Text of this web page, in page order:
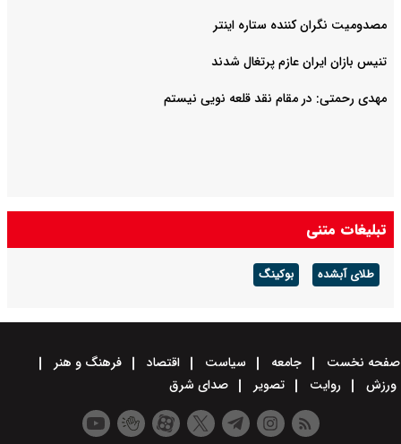
مصدومیت نگران کننده ستاره اینتر
تنیس بازان ایران عازم پرتغال شدند
مهدی رحمتی: در مقام نقد قلعه نویی نیستم
تبلیغات متنی
طلای آبشده بوکینگ
صفحه نخست جامعه سیاست اقتصاد
فرهنگ و هنر
ورزش
روایت تصویر صدای شرق